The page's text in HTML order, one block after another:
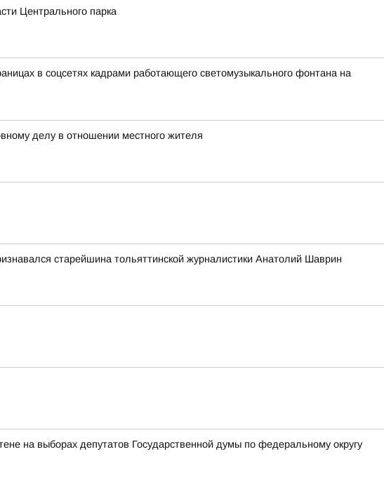
Центрального парка
в соцсетях кадрами работающего светомузыкального фонтана на
делу в отношении местного жителя
старейшина тольяттинской журналистики Анатолий Шаврин
на выборах депутатов Государственной думы по федеральному округу